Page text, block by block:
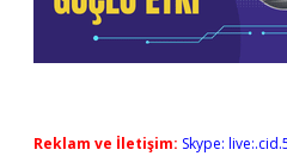
Reklam ve İletişim: Skype: